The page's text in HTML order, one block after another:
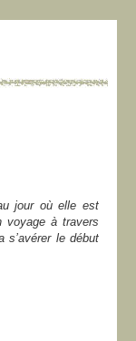
jour où elle est
voyage à travers
s’avérer le début